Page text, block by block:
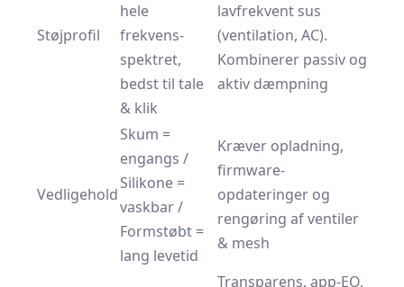
Støjprofil
hele
frekvens­
spektret,
bedst til tale
& klik
lavfrekvent sus
(ventilation, AC).
Kombinerer passiv og
aktiv dæmpning
Vedligehold
Skum =
engangs /
Silikone =
vaskbar /
Formstøbt =
lang levetid
Kræver opladning,
firmware­
opdateringer og
rengøring af ventiler
& mesh
Transparens, app-EQ,